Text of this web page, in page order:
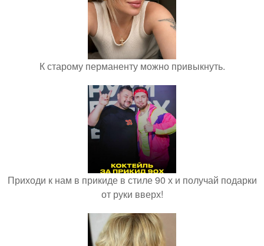
К старому перманенту можно привыкнуть.
Приходи к нам в прикиде в стиле 90 х и получай подарки
от руки вверх!